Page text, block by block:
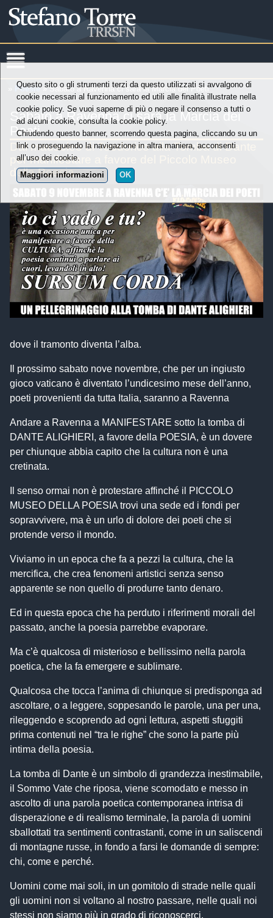
Poesie » Sabato a Ravenna ci sarà la Marcia dei Poeti
Sabato a Ravenna ci sarà la Marcia dei
Poeti
Dal mausoleo di Teodorico alla Tomba di Dante
per manifestare a favore del Piccolo Museo
della Poesia
dove il tramonto diventa l’alba.
Il prossimo sabato nove novembre, che per un ingiusto
gioco vaticano è diventato l’undicesimo mese dell’anno,
poeti provenienti da tutta Italia, saranno a Ravenna
Andare a Ravenna a MANIFESTARE sotto la tomba di
DANTE ALIGHIERI, a favore della POESIA, è un dovere
per chiunque abbia capito che la cultura non è una
cretinata.
Il senso ormai non è protestare affinché il PICCOLO
MUSEO DELLA POESIA trovi una sede ed i fondi per
sopravvivere, ma è un urlo di dolore dei poeti che si
protende verso il mondo.
Viviamo in un epoca che fa a pezzi la cultura, che la
mercifica, che crea fenomeni artistici senza senso
apparente se non quello di produrre tanto denaro.
Ed in questa epoca che ha perduto i riferimenti morali del
passato, anche la poesia parrebbe evaporare.
Ma c’è qualcosa di misterioso e bellissimo nella parola
poetica, che la fa emergere e sublimare.
Qualcosa che tocca l’anima di chiunque si predisponga ad
ascoltare, o a leggere, soppesando le parole, una per una,
rileggendo e scoprendo ad ogni lettura, aspetti sfuggiti
prima contenuti nel “tra le righe” che sono la parte più
intima della poesia.
La tomba di Dante è un simbolo di grandezza inestimabile,
il Sommo Vate che riposa, viene scomodato e messo in
ascolto di una parola poetica contemporanea intrisa di
disperazione e di realismo terminale, la parola di uomini
sballottati tra sentimenti contrastanti, come in un saliscendi
di montagne russe, in fondo a farsi le domande di sempre:
chi, come e perché.
Uomini come mai soli, in un gomitolo di strade nelle quali
gli uomini non si voltano al nostro passare, nelle quali noi
stessi non siamo più in grado di riconoscerci.
Questo sito o gli strumenti terzi da questo utilizzati si avvalgono di
cookie necessari al funzionamento ed utili alle finalità illustrate nella
cookie policy. Se vuoi saperne di più o negare il consenso a tutti o
ad alcuni cookie, consulta la cookie policy.
Chiudendo questo banner, scorrendo questa pagina, cliccando su un
link o proseguendo la navigazione in altra maniera, acconsenti
all’uso dei cookie.
Maggiori informazioni
OK